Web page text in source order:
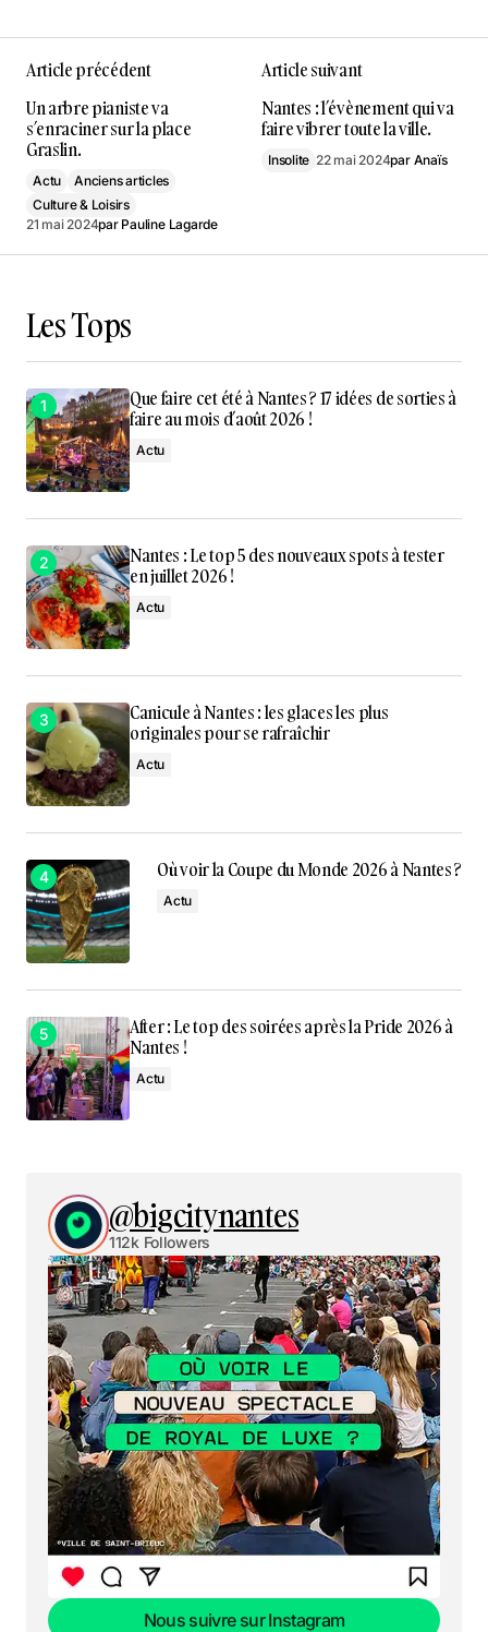
Article précédent
Un arbre pianiste va
s’enraciner sur la place
Graslin.
Actu
Anciens articles
Culture & Loisirs
21 mai 2024par Pauline Lagarde
Article suivant
Nantes : l’évènement qui va
faire vibrer toute la ville.
Insolite 22 mai 2024par Anaïs
Les Tops
Que faire cet été à Nantes ? 17 idées de sorties à
faire au mois d’août 2026 !
Actu
Nantes : Le top 5 des nouveaux spots à tester
en juillet 2026 !
Actu
Canicule à Nantes : les glaces les plus
originales pour se rafraîchir
Actu
Où voir la Coupe du Monde 2026 à Nantes ?
Actu
After : Le top des soirées après la Pride 2026 à
Nantes !
Actu
@bigcitynantes
112k Followers
Nous suivre sur Instagram